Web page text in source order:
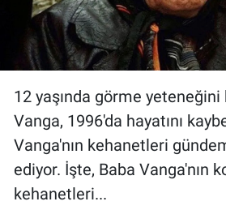
12 yaşında görme yeteneğini
Vanga, 1996'da hayatını
Vanga'nın kehanetleri
ediyor. İşte, Baba Vanga'nın
kehanetleri...
İlan
Kimdir
Koronavirüs
Kültür Sanat
Ne demişti